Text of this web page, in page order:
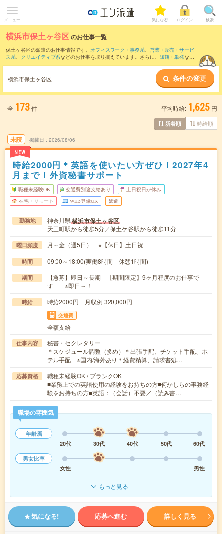
メニュー 気になる! ログイン 検索
横浜市保土ヶ谷区のお仕事一覧
保土ヶ谷区の派遣のお仕事情報です。 オフィスワーク・事務系、 営業・販売・サービ
ス系、 クリエイティブ系などのお仕事を取り揃えています。さらに、 短期 ・ 単発など
また、中区・ 港北区・
など隣接エリアのお仕事もご確認いた
だけます。
横浜市保土ヶ谷区 条件の変更
全 173件 平均時給: 1,625 円
新着順 時給順
未読
NEW
掲載日 2026/08/06
時給2000円＊英語を使いたい方ぜひ！2027年4
月まで！外資秘書サポート
職種未経験OK 交通費別途支給あり 土日祝日が休み
在宅・リモート WEB登録OK 派遣
勤務地 神奈川県横浜市保土ヶ谷区
天王町駅から徒歩5分／保土ケ谷駅から徒歩11分
曜日頻度 月～金（週5日） ※【休日】土日祝
時間 09:00～18:00(実働8時間 休憩1時間)
期間
【急募】即日～長期 【期間限定】9ヶ月程度のお仕事で
す！ ※即日～！
時給 時給2000円 月収例 320,000円
交通費
全額支給
仕事内容
秘書・セクレタリー
＊スケジュール調整（多め）＊出張手配、チケット手配、ホ
テル手配 ※国内/海外あり＊経費精算、請求書処…
応募資格
職種未経験OK / ブランクOK
■業務上での英語使用の経験をお持ちの方■何かしらの事務経
験をお持ちの方■英語：（会話）不要／（読み書…
職場の雰囲気
年齢層
20代
30代 40代 50代
60代
男女比率
女性
男性
もっと見る
気になる! 応募へ進む 詳しく見る